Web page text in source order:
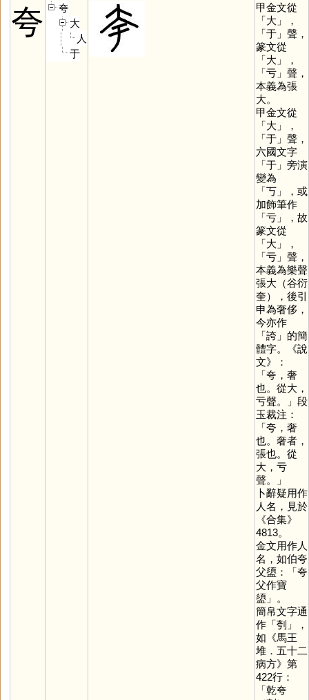
夸
夸
大
人
于
甲金文從
「大」，
「于」聲，
篆文從
「大」，
「亏」聲，
本義為張
大。
甲金文從
「大」，
「于」聲，
六國文字
「于」旁演
變為
「丂」，或
加飾筆作
「亏」，故
篆文從
「大」，
「亏」聲，
本義為樂聲
張大（谷衍
奎），後引
申為奢侈，
今亦作
「誇 」的簡
體字。《說
文》：
「夸，奢
也。從大，
亏聲。」段
玉裁注：
「夸，奢
也。奢者，
張也。從
大，亏
聲。」
卜辭疑用作
人名，見於
《合集》
4813。
金文用作人
名，如伯夸
父盨：「夸
父作寶
盨」。
簡帛文字通
作「刳 」，
如《馬王
堆．五十二
病方》第
422行：
「乾夸